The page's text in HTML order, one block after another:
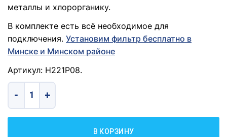
металлы и хлорорганику.
В комплекте есть всё необходимое для
подключения. Установим фильтр бесплатно в
Минске и Минском районе
Артикул: Н221Р08.
Количество товара Водоочиститель "Барьер Expert Hard"
В КОРЗИНУ